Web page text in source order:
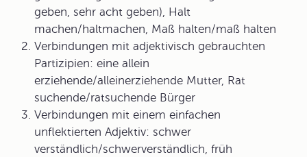
geben, sehr acht geben), Halt
machen/haltmachen, Maß halten/maß halten
Verbindungen mit adjektivisch gebrauchten
Partizipien: eine allein
erziehende/alleinerziehende Mutter, Rat
suchende/ratsuchende Bürger
Verbindungen mit einem einfachen
unflektierten Adjektiv: schwer
verständlich/schwerverständlich, früh